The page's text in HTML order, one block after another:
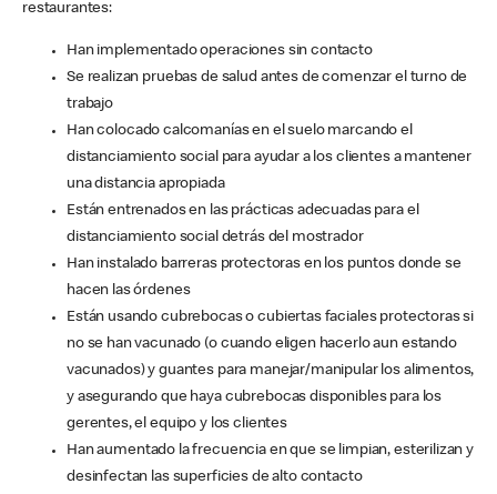
restaurantes:
Han implementado operaciones sin contacto
Se realizan pruebas de salud antes de comenzar el turno de
trabajo
Han colocado calcomanías en el suelo marcando el
distanciamiento social para ayudar a los clientes a mantener
una distancia apropiada
Están entrenados en las prácticas adecuadas para el
distanciamiento social detrás del mostrador
Han instalado barreras protectoras en los puntos donde se
hacen las órdenes
Están usando cubrebocas o cubiertas faciales protectoras si
no se han vacunado (o cuando eligen hacerlo aun estando
vacunados) y guantes para manejar/manipular los alimentos,
y asegurando que haya cubrebocas disponibles para los
gerentes, el equipo y los clientes
Han aumentado la frecuencia en que se limpian, esterilizan y
desinfectan las superficies de alto contacto